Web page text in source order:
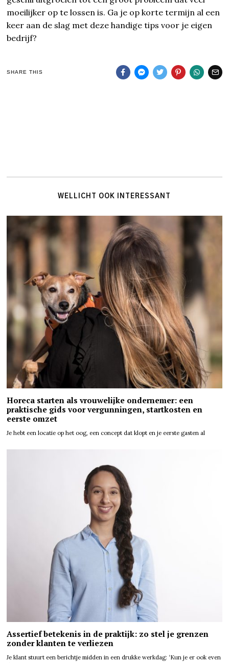
moeilijker op te lossen is. Ga je op korte termijn al een
keer aan de slag met deze handige tips voor je eigen
bedrijf?
SHARE THIS
WELLICHT OOK INTERESSANT
Horeca starten als vrouwelijke ondernemer: een
praktische gids voor vergunningen, startkosten en
eerste omzet
Je hebt een locatie op het oog, een concept dat klopt en je eerste gasten al
Assertief betekenis in de praktijk: zo stel je grenzen
zonder klanten te verliezen
Je klant stuurt een berichtje midden in een drukke werkdag: ‘Kun je er ook even